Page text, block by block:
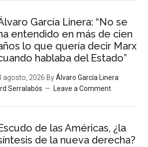
García Linera: “No se
entendido en más de cien
lo que quería decir Marx
hablaba del Estado”
agosto, 2026 ByÁlvaro García Linera
Serralabós
Leave a Comment
de las Américas, ¿la
de la nueva derecha?